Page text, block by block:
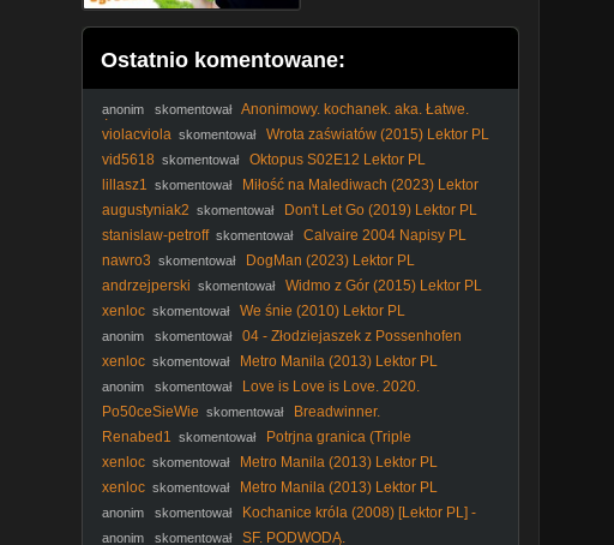
Ostatnio komentowane:
anonim skomentował Anonimowy. kochanek. aka. Łatwe.
Życie. 1949. Lektor.pl
violacviola skomentował
Wrota zaświatów (2015) Lektor PL
vid5618 skomentował
Oktopus S02E12 Lektor PL
lillasz1 skomentował
Miłość na Malediwach (2023) Lektor
PL
augustyniak2 skomentował
Don't Let Go (2019) Lektor PL
stanislaw-petroff skomentował
Calvaire 2004 Napisy PL
nawro3 skomentował
DogMan (2023) Lektor PL
andrzejperski skomentował
Widmo z Gór (2015) Lektor PL
xenloc skomentował We śnie (2010) Lektor PL
anonim skomentował
04 - Złodziejaszek z Possenhofen
xenloc skomentował Metro Manila (2013) Lektor PL
anonim skomentował
Love is Love is Love. 2020.
Po50ceSieWie skomentował
Breadwinner.
Renabed1 skomentował
Potrjna granica (Triple
Frontier2019) Lektor Pl 1080p.
xenloc skomentował
Metro Manila (2013) Lektor PL
xenloc skomentował Metro Manila (2013) Lektor PL
anonim skomentował
Kochanice króla (2008) [Lektor PL] -
The Other Boleyn Girl
anonim skomentował SF. PODWODĄ.